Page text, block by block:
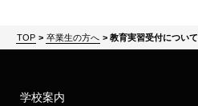
TOP > 卒業生の方へ > 教育実習受付について
学校案内